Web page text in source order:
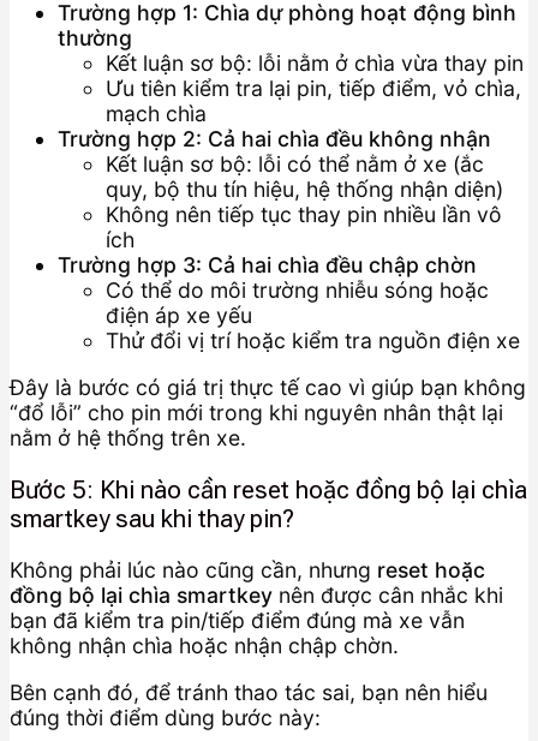
Trường hợp 1: Chìa dự phòng hoạt động bình
thường
Kết luận sơ bộ: lỗi nằm ở chìa vừa thay pin
Ưu tiên kiểm tra lại pin, tiếp điểm, vỏ chìa,
mạch chìa
Trường hợp 2: Cả hai chìa đều không nhận
Kết luận sơ bộ: lỗi có thể nằm ở xe (ắc
quy, bộ thu tín hiệu, hệ thống nhận diện)
Không nên tiếp tục thay pin nhiều lần vô
ích
Trường hợp 3: Cả hai chìa đều chập chờn
Có thể do môi trường nhiễu sóng hoặc
điện áp xe yếu
Thử đổi vị trí hoặc kiểm tra nguồn điện xe
Đây là bước có giá trị thực tế cao vì giúp bạn không
“đổ lỗi” cho pin mới trong khi nguyên nhân thật lại
nằm ở hệ thống trên xe.
Bước 5: Khi nào cần reset hoặc đồng bộ lại chìa
smartkey sau khi thay pin?
Không phải lúc nào cũng cần, nhưng reset hoặc
đồng bộ lại chìa smartkey nên được cân nhắc khi
bạn đã kiểm tra pin/tiếp điểm đúng mà xe vẫn
không nhận chìa hoặc nhận chập chờn.
Bên cạnh đó, để tránh thao tác sai, bạn nên hiểu
đúng thời điểm dùng bước này: